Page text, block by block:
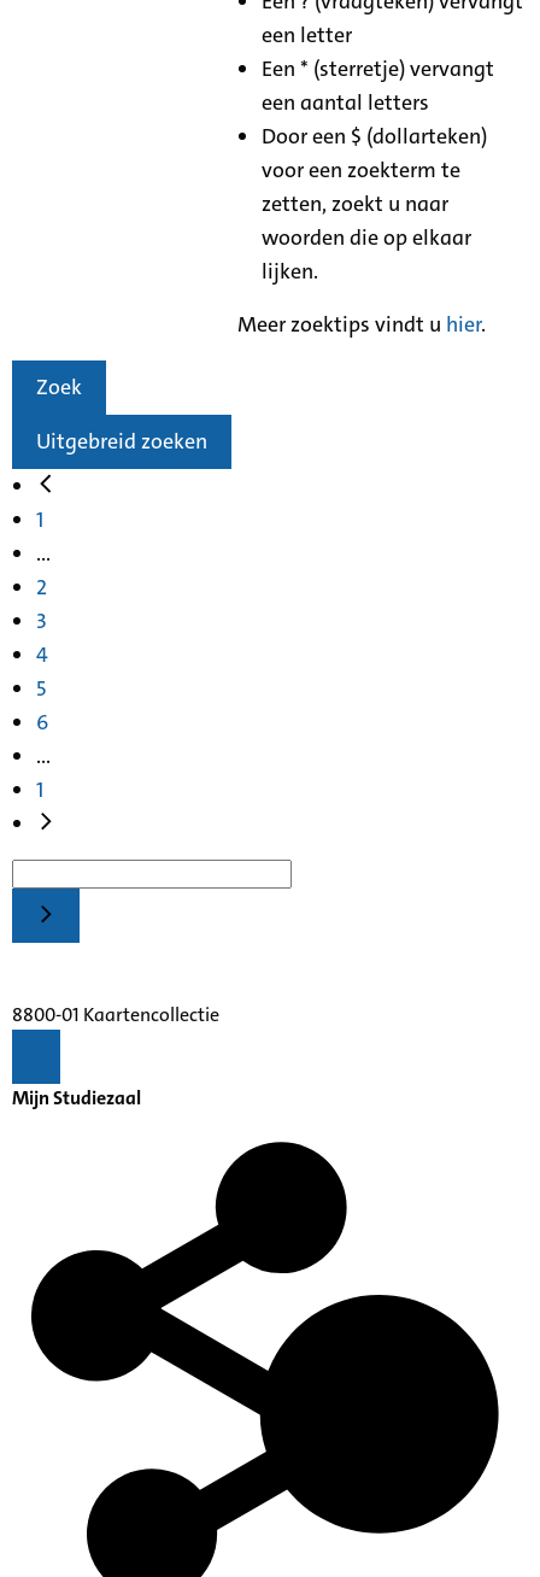
een letter
Een * (sterretje) vervangt
een aantal letters
Door een $ (dollarteken)
voor een zoekterm te
zetten, zoekt u naar
woorden die op elkaar
lijken.
Meer zoektips vindt u hier.
Zoek
Uitgebreid zoeken
1
...
2
3
4
5
6
...
1
8800-01 Kaartencollectie
Mijn Studiezaal